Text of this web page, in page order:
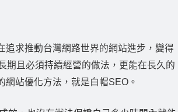
求推動台灣網路世界的網站進步，變得
期且必須持續經營的做法，更能在長久的
站優化方法，就是白帽SEO。